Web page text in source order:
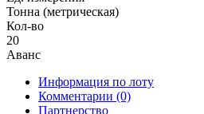
Тонна (метрическая)
Кол-во
20
Аванс
Информация по лоту
Комментарии (0)
Партнерство